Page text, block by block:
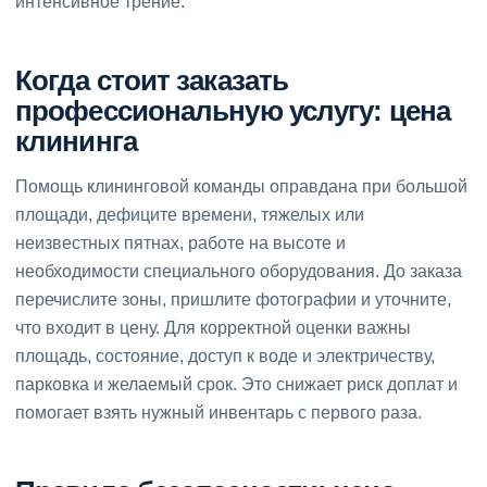
Когда стоит заказать
профессиональную услугу: цена
клининга
Помощь клининговой команды оправдана при большой
площади, дефиците времени, тяжелых или
неизвестных пятнах, работе на высоте и
необходимости специального оборудования. До заказа
перечислите зоны, пришлите фотографии и уточните,
что входит в цену. Для корректной оценки важны
площадь, состояние, доступ к воде и электричеству,
парковка и желаемый срок. Это снижает риск доплат и
помогает взять нужный инвентарь с первого раза.